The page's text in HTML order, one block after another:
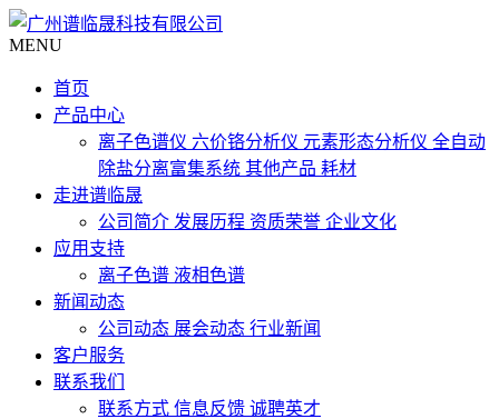
MENU
首页
产品中心
离子色谱仪 六价铬分析仪 元素形态分析仪 全自动
除盐分离富集系统 其他产品 耗材
走进谱临晟
公司简介 发展历程 资质荣誉 企业文化
应用支持
离子色谱 液相色谱
新闻动态
公司动态 展会动态 行业新闻
客户服务
联系我们
联系方式 信息反馈 诚聘英才